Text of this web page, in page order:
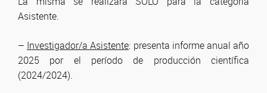
Asistente.
– Investigador/a Asistente: presenta informe anual año
2025 por el período de producción científica
(2024/2024).